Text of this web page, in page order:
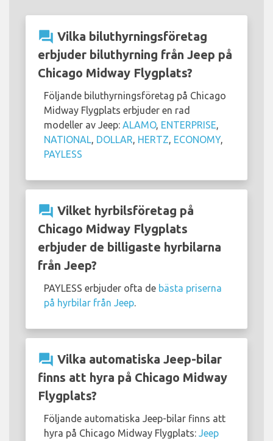
question_answer Vilka biluthyrningsföretag
erbjuder biluthyrning från Jeep på
Chicago Midway Flygplats?
Följande biluthyrningsföretag på Chicago
Midway Flygplats erbjuder en rad
modeller av Jeep: ALAMO, ENTERPRISE
NATIONAL
DOLLAR HERTZ ECONOMY,
PAYLESS
question_answer Vilket hyrbilsföretag på
Chicago Midway Flygplats
erbjuder de billigaste hyrbilarna
från Jeep?
PAYLESS erbjuder ofta de bästa priserna
på hyrbilar från Jeep
question_answer Vilka automatiska Jeep-bilar
finns att hyra på Chicago Midway
Flygplats?
Följande automatiska Jeep-bilar finns att
hyra på Chicago Midway Flygplats: Jeep